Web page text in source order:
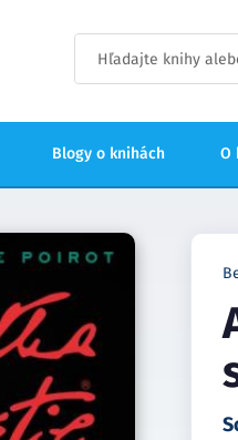
Blogy o knihách O